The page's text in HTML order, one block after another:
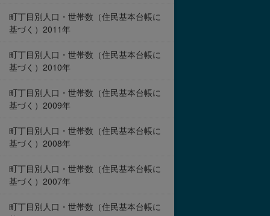
町丁目別人口・世帯数（住民基本台帳に
基づく）2011年
町丁目別人口・世帯数（住民基本台帳に
基づく）2010年
町丁目別人口・世帯数（住民基本台帳に
基づく）2009年
町丁目別人口・世帯数（住民基本台帳に
基づく）2008年
町丁目別人口・世帯数（住民基本台帳に
基づく）2007年
町丁目別人口・世帯数（住民基本台帳に